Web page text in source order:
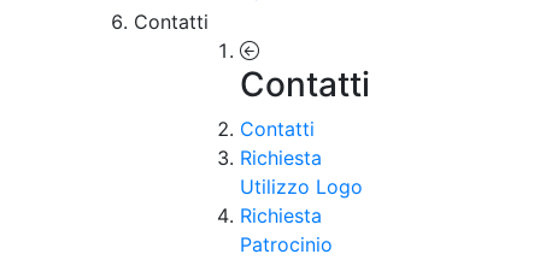
Contatti
Contatti
Contatti
Richiesta
Utilizzo Logo
Richiesta
Patrocinio